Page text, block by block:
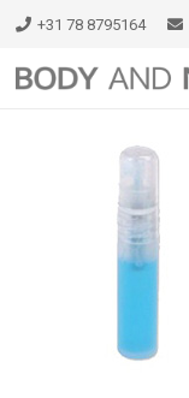
+31 78 8795164